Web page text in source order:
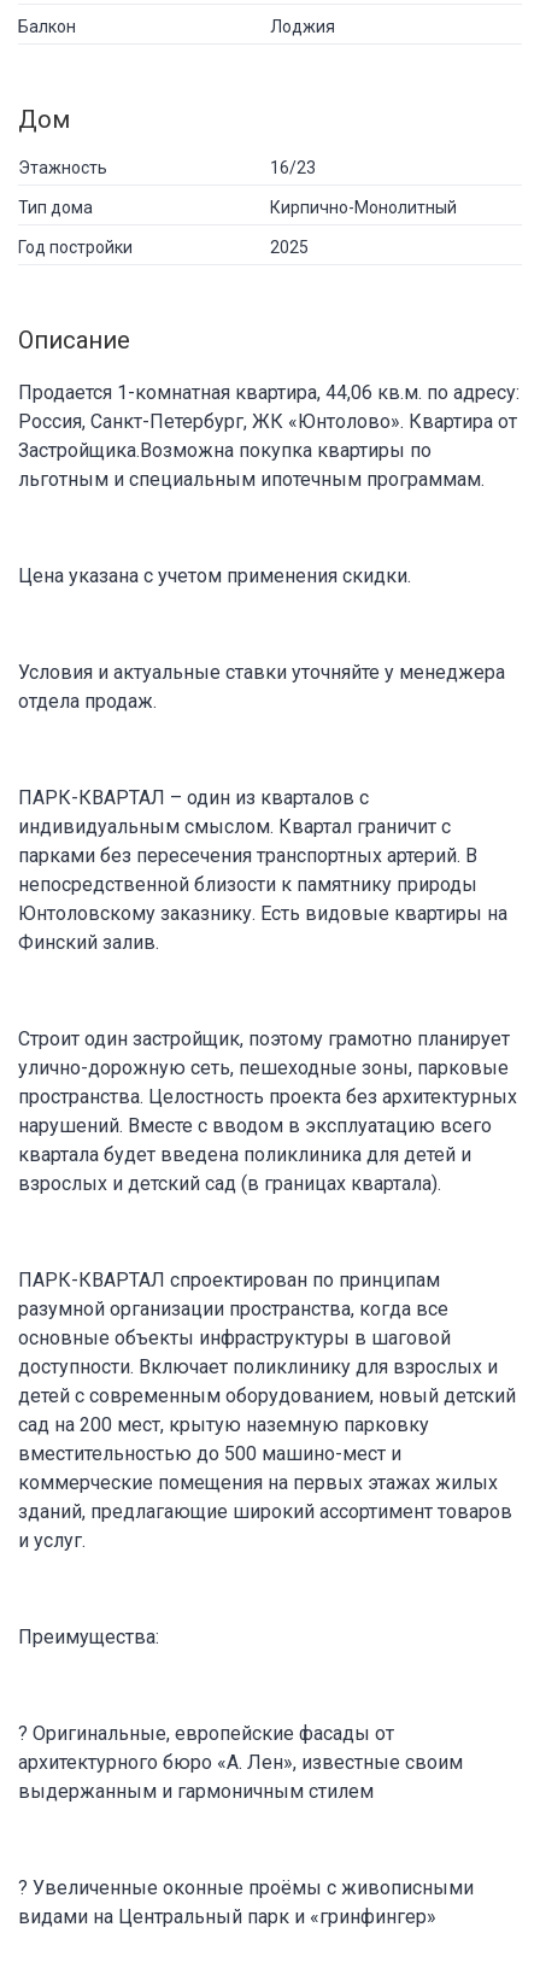
Балкон Лоджия
Дом
Этажность 16/23
Тип дома Кирпично-Монолитный
Год постройки 2025
Описание
Продается 1-комнатная квартира, 44,06 кв.м. по адресу:
Россия, Санкт-Петербург, ЖК «Юнтолово». Квартира от
Застройщика.Возможна покупка квартиры по
льготным и специальным ипотечным программам.
Цена указана с учетом применения скидки.
Условия и актуальные ставки уточняйте у менеджера
отдела продаж.
ПАРК-КВАРТАЛ – один из кварталов с
индивидуальным смыслом. Квартал граничит с
парками без пересечения транспортных артерий. В
непосредственной близости к памятнику природы
Юнтоловскому заказнику. Есть видовые квартиры на
Финский залив.
Строит один застройщик, поэтому грамотно планирует
улично-дорожную сеть, пешеходные зоны, парковые
пространства. Целостность проекта без архитектурных
нарушений. Вместе с вводом в эксплуатацию всего
квартала будет введена поликлиника для детей и
взрослых и детский сад (в границах квартала).
ПАРК-КВАРТАЛ спроектирован по принципам
разумной организации пространства, когда все
основные объекты инфраструктуры в шаговой
доступности. Включает поликлинику для взрослых и
детей с современным оборудованием, новый детский
сад на 200 мест, крытую наземную парковку
вместительностью до 500 машино-мест и
коммерческие помещения на первых этажах жилых
зданий, предлагающие широкий ассортимент товаров
и услуг.
Преимущества:
? Оригинальные, европейские фасады от
архитектурного бюро «А. Лен», известные своим
выдержанным и гармоничным стилем
? Увеличенные оконные проёмы с живописными
видами на Центральный парк и «гринфингер»